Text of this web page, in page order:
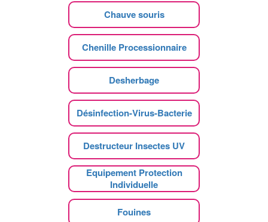
Chauve souris
Chenille Processionnaire
Desherbage
Désinfection-Virus-Bacterie
Destructeur Insectes UV
Equipement Protection
Individuelle
Fouines